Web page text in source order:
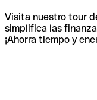
Visita nuestro tour
simplifica las
¡Ahorra tiempo y